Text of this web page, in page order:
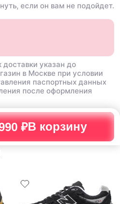
₽В корзину
если он вам не подойдет.
указан до
в Москве при условии
паспортных данных
после оформления